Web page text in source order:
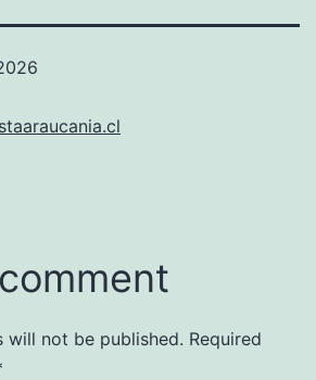
will not be published. Required